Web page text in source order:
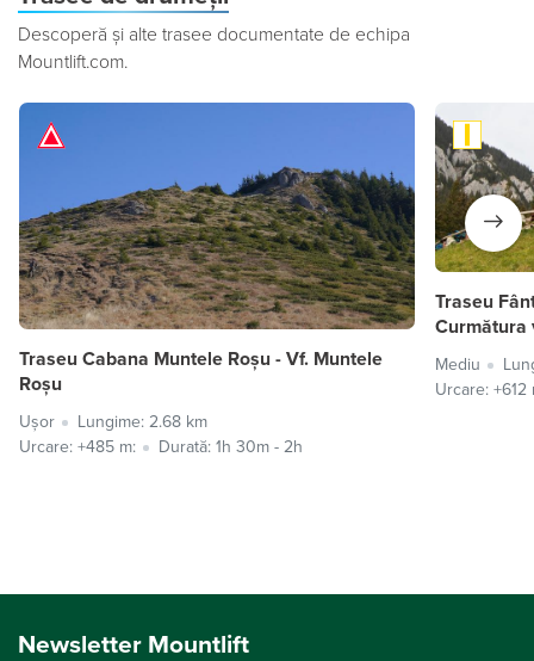
Descoperă și alte trasee documentate de echipa
Mountlift.com.
Traseu Cabana Muntele Roșu - Vf. Muntele
Roșu
Ușor
Lungime: 2.68 km
Urcare: +485 m:
Durată: 1h 30m - 2h
Traseu
Curmătura
Mediu
Urcare: +612
Newsletter Mountlift